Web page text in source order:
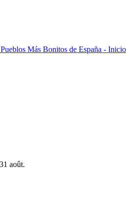
Más Bonitos de España - Inicio
août.